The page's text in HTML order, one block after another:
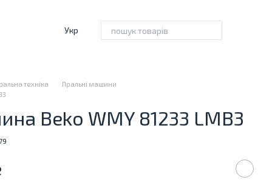
Укр
техніка
Пральні машини
Beko WMY 81233 LMB3